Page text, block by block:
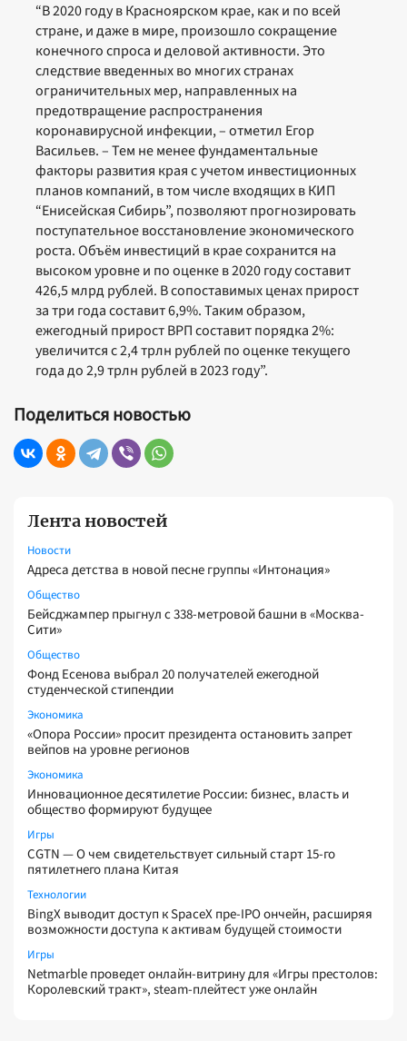
Лента новостей
Новости
Адреса детства в новой песне группы «Интонация»
Общество
Бейсджампер прыгнул с 338-метровой башни в «Москва-
Сити»
Общество
Фонд Есенова выбрал 20 получателей ежегодной
студенческой стипендии
Экономика
«Опора России» просит президента остановить запрет
вейпов на уровне регионов
Экономика
Инновационное десятилетие России: бизнес, власть и
общество формируют будущее
Игры
CGTN — О чем свидетельствует сильный старт 15-го
пятилетнего плана Китая
Технологии
BingX выводит доступ к SpaceX пре-IPO ончейн, расширяя
возможности доступа к активам будущей стоимости
Игры
Netmarble проведет онлайн-витрину для «Игры престолов:
Королевский тракт», steam-плейтест уже онлайн
“В 2020 году в Красноярском крае, как и по всей
стране, и даже в мире, произошло сокращение
конечного спроса и деловой активности. Это
следствие введенных во многих странах
ограничительных мер, направленных на
предотвращение распространения
коронавирусной инфекции, – отметил Егор
Васильев. – Тем не менее фундаментальные
факторы развития края с учетом инвестиционных
планов компаний, в том числе входящих в КИП
“Енисейская Сибирь”, позволяют прогнозировать
поступательное восстановление экономического
роста. Объём инвестиций в крае сохранится на
высоком уровне и по оценке в 2020 году составит
426,5 млрд рублей. В сопоставимых ценах прирост
за три года составит 6,9%. Таким образом,
ежегодный прирост ВРП составит порядка 2%:
увеличится с 2,4 трлн рублей по оценке текущего
года до 2,9 трлн рублей в 2023 году”.
Поделиться новостью